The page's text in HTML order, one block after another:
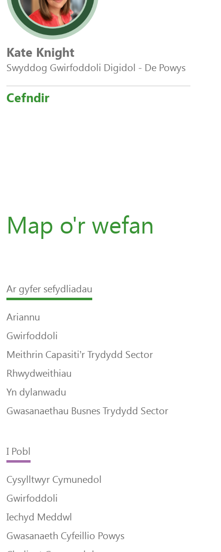
Kate Knight
Swyddog Gwirfoddoli Digidol - De Powys
Cefndir
Map o'r wefan
Ar gyfer sefydliadau
Ariannu
Gwirfoddoli
Meithrin Capasiti’r Trydydd Sector
Rhwydweithiau
Yn dylanwadu
Gwasanaethau Busnes Trydydd Sector
I Pobl
Cysylltwyr Cymunedol
Gwirfoddoli
Iechyd Meddwl
Gwasanaeth Cyfeillio Powys